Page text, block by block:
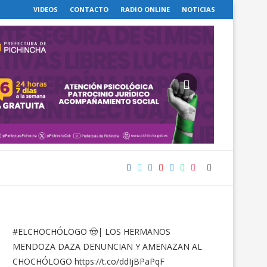
VIDEOS CONTACTO RADIO ONLINE NOTICIAS
#ELCHOCHÓLOGO 🤠| LOS HERMANOS
MENDOZA DAZA DENUNCIAN Y AMENAZAN AL
CHOCHÓLOGO https://t.co/ddIjBPaPqF